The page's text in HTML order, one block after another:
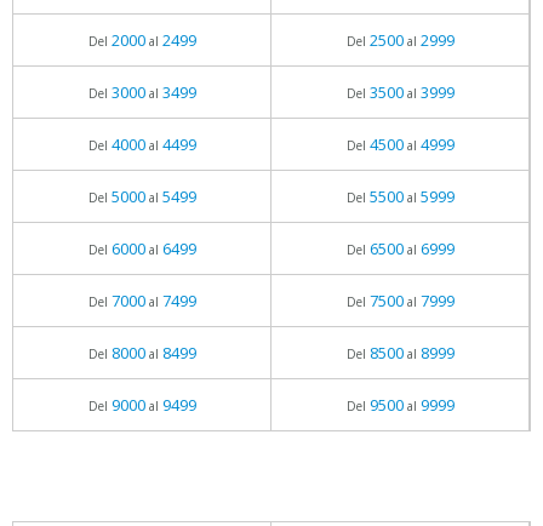
Del 2000al 2499 Del 2500al 2999
Del 3000al 3499 Del 3500al 3999
Del 4000al 4499 Del 4500al 4999
Del 5000al 5499 Del 5500al 5999
Del 6000al 6499 Del 6500al 6999
Del 7000al 7499 Del 7500al 7999
Del 8000al 8499 Del 8500al 8999
Del 9000al 9499 Del 9500al 9999